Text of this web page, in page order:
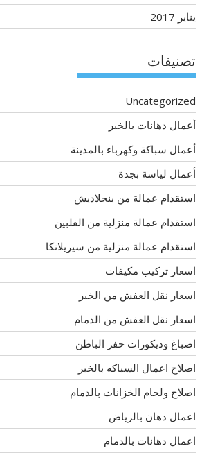
يناير 2017
تصنيفات
Uncategorized
أعمال دهانات بالخبر
أعمال سباكة وكهرباء بالمدينة
أعمال لياسة بجدة
استقدام عمالة من بنجلاديش
استقدام عمالة منزلية من الفلبين
استقدام عمالة منزلية من سيريلانكا
اسعار تركيب مكيفات
اسعار نقل العفش من الخبر
اسعار نقل العفش من الدمام
اصباغ وديكورات حفر الباطن
اصلاح اعمال السباكه بالخبر
اصلاح ولحام الخزانات بالدمام
اعمال دهان بالرياض
اعمال دهانات بالدمام